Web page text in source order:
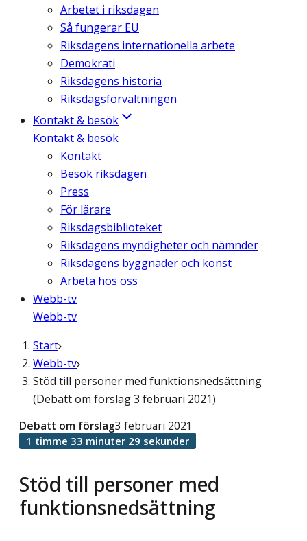
Arbetet i riksdagen
Så fungerar EU
Riksdagens internationella arbete
Demokrati
Riksdagens historia
Riksdagsförvaltningen
Kontakt & besök
Kontakt & besök
Kontakt
Besök riksdagen
Press
För lärare
Riksdagsbiblioteket
Riksdagens myndigheter och nämnder
Riksdagens byggnader och konst
Arbeta hos oss
Webb-tv
Webb-tv
Start
Webb-tv
Stöd till personer med funktionsnedsättning
(Debatt om förslag 3 februari 2021)
Stöd till personer med
funktionsnedsättning
Debatt om förslag3 februari 2021
1 timme 33 minuter 29 sekunder